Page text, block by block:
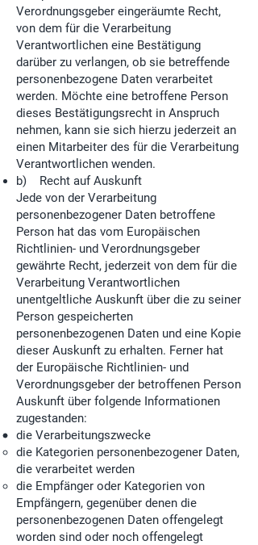
Verordnungsgeber eingeräumte Recht,
von dem für die Verarbeitung
Verantwortlichen eine Bestätigung
darüber zu verlangen, ob sie betreffende
personenbezogene Daten verarbeitet
werden. Möchte eine betroffene Person
dieses Bestätigungsrecht in Anspruch
nehmen, kann sie sich hierzu jederzeit an
einen Mitarbeiter des für die Verarbeitung
Verantwortlichen wenden.
b) Recht auf Auskunft
Jede von der Verarbeitung
personenbezogener Daten betroffene
Person hat das vom Europäischen
Richtlinien- und Verordnungsgeber
gewährte Recht, jederzeit von dem für die
Verarbeitung Verantwortlichen
unentgeltliche Auskunft über die zu seiner
Person gespeicherten
personenbezogenen Daten und eine Kopie
dieser Auskunft zu erhalten. Ferner hat
der Europäische Richtlinien- und
Verordnungsgeber der betroffenen Person
Auskunft über folgende Informationen
zugestanden:
die Verarbeitungszwecke
die Kategorien personenbezogener Daten,
die verarbeitet werden
die Empfänger oder Kategorien von
Empfängern, gegenüber denen die
personenbezogenen Daten offengelegt
worden sind oder noch offengelegt